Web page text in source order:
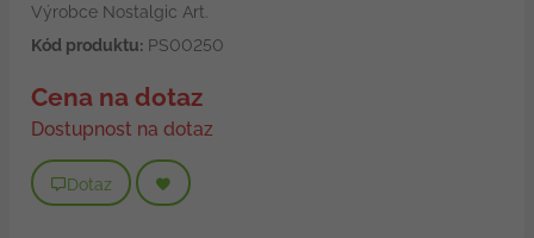
Výrobce Nostalgic Art.
Kód produktu:PS00250
Cena na dotaz
Dostupnost na dotaz
Dotaz